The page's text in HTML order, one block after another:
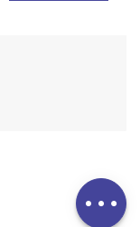
Prestations